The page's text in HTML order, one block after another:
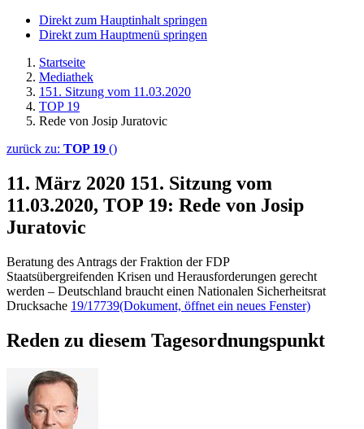
Direkt zum Hauptinhalt springen
Direkt zum Hauptmenü springen
Startseite
Mediathek
151. Sitzung vom 11.03.2020
TOP 19
Rede von Josip Juratovic
zurück zu: TOP 19 ()
11. März 2020 151. Sitzung vom
11.03.2020, TOP 19: Rede von Josip
Juratovic
Beratung des Antrags der Fraktion der FDP
Staatsübergreifenden Krisen und Herausforderungen gerecht
werden – Deutschland braucht einen Nationalen Sicherheitsrat
Drucksache 19/17739(Dokument, öffnet ein neues Fenster)
Reden zu diesem Tagesordnungspunkt